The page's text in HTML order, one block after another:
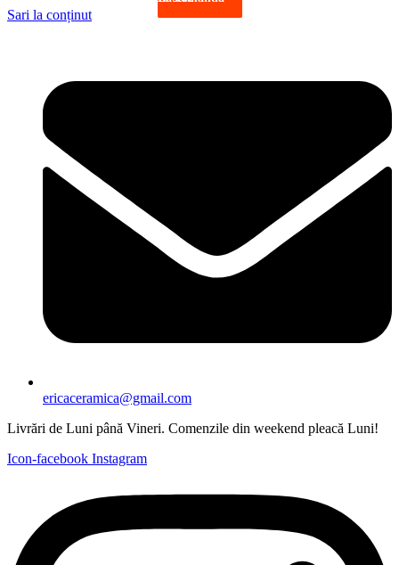
Sari la conținut
ericaceramica@gmail.com
Livrări de Luni până Vineri. Comenzile din weekend pleacă Luni!
Icon-facebook Instagram